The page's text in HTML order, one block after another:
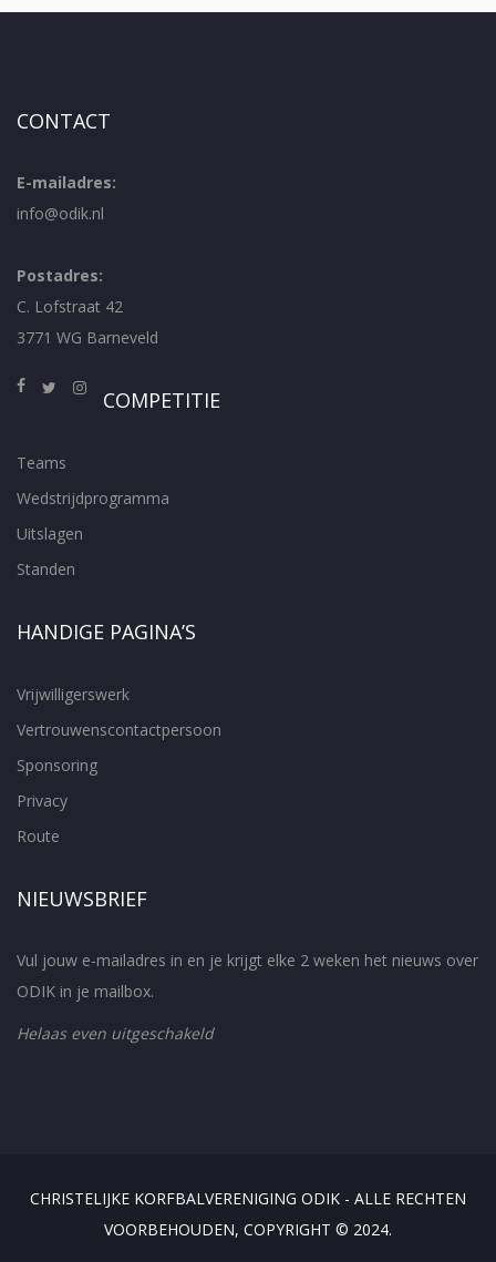
CONTACT
E-mailadres:
info@odik.nl
Postadres:
C. Lofstraat 42
3771 WG Barneveld
COMPETITIE
Teams
Wedstrijdprogramma
Uitslagen
Standen
HANDIGE PAGINA’S
Vrijwilligerswerk
Vertrouwenscontactpersoon
Sponsoring
Privacy
Route
NIEUWSBRIEF
Vul jouw e-mailadres in en je krijgt elke 2 weken het nieuws over
ODIK in je mailbox.
Helaas even uitgeschakeld
CHRISTELIJKE KORFBALVERENIGING ODIK - ALLE RECHTEN
VOORBEHOUDEN, COPYRIGHT © 2024.